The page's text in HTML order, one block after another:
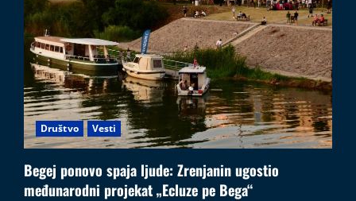
Društvo Vesti
Begej ponovo spaja ljude: Zrenjanin ugostio
međunarodni projekat „Ecluze pe Bega“